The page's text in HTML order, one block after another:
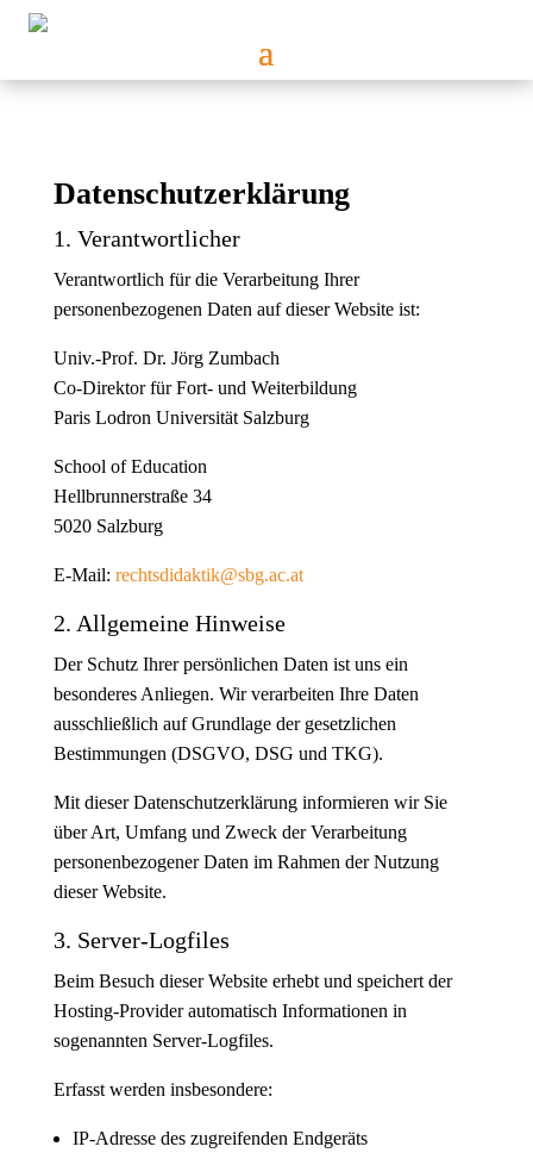
Datenschutz­erklärung
1. Verantwortlicher
Verantwortlich für die Verarbeitung Ihrer
personenbezogenen Daten auf dieser Website ist:
Univ.-Prof. Dr. Jörg Zumbach
Co-Direktor für Fort- und Weiterbildung
Paris Lodron Universität Salzburg
School of Education
Hellbrunnerstraße 34
5020 Salzburg
E-Mail: rechtsdidaktik@sbg.ac.at
2. Allgemeine Hinweise
Der Schutz Ihrer persönlichen Daten ist uns ein
besonderes Anliegen. Wir verarbeiten Ihre Daten
ausschließlich auf Grundlage der gesetzlichen
Bestimmungen (DSGVO, DSG und TKG).
Mit dieser Datenschutzerklärung informieren wir Sie
über Art, Umfang und Zweck der Verarbeitung
personenbezogener Daten im Rahmen der Nutzung
dieser Website.
3. Server-Logfiles
Beim Besuch dieser Website erhebt und speichert der
Hosting-Provider automatisch Informationen in
sogenannten Server-Logfiles.
Erfasst werden insbesondere:
IP-Adresse des zugreifenden Endgeräts